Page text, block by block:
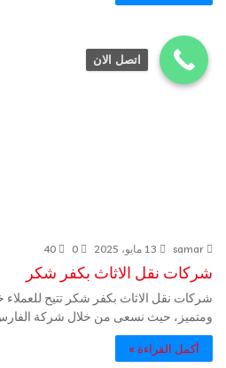
samar 13 مايو، 2025 0
40
شركات نقل الاثاث بكفر شكر
شركات نقل الاثاث بكفر شكر تتيح
ومتميز، حيث نسعى من خلال شركة
أكمل القراءة »
اتصل الان